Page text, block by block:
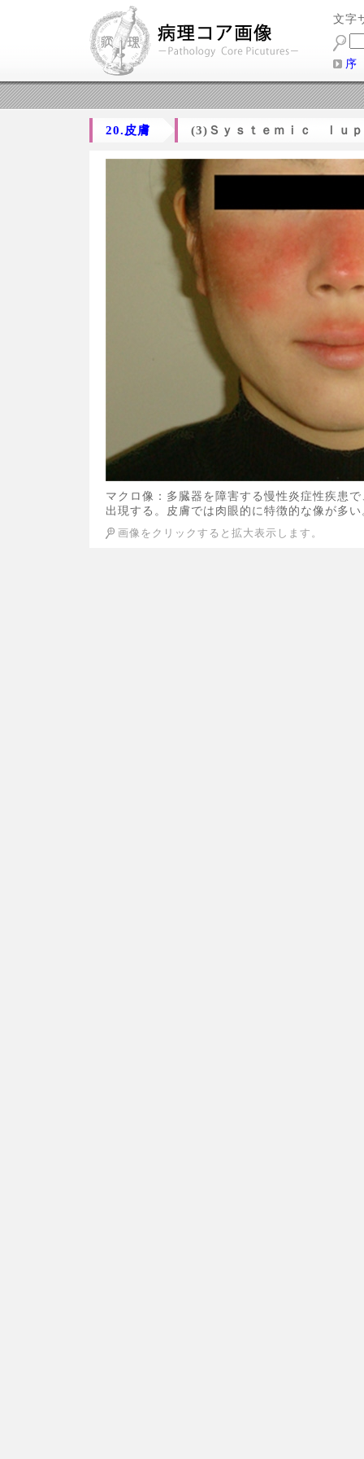
文字
序
20.皮膚 (3)Ｓｙｓｔｅｍｉｃ ｌｕ
マクロ像：多臓器を障害する慢性炎症性疾患
出現する。皮膚では肉眼的に特徴的な像が多
画像をクリックすると拡大表示します。